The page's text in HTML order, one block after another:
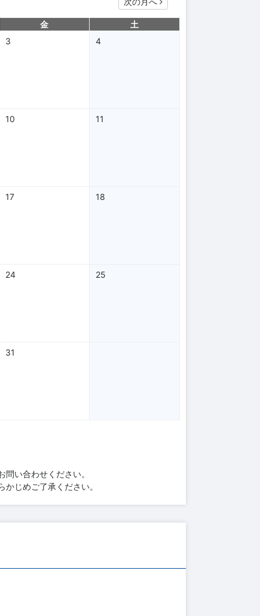
金
土
3 4
10 11
17 18
24 25
31
い合わせください。
じめご了承ください。